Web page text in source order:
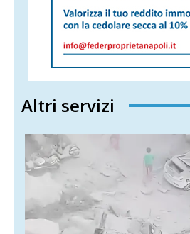
Altri servizi